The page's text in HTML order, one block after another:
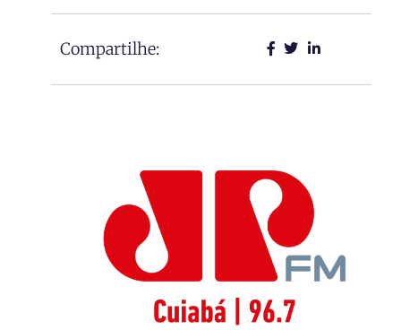
Compartilhe: